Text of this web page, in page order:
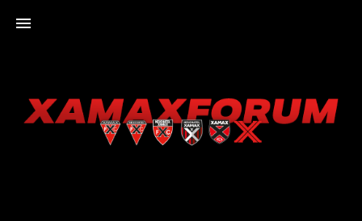
XAMAXFORUM